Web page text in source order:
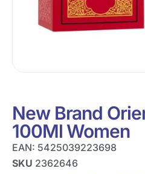
New Brand
100Ml Women
EAN: 5425039223698
SKU 2362646